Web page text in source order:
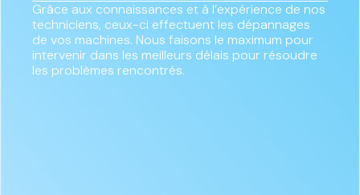
Grâce aux connaissances et à l’expérience de nos
techniciens, ceux-ci effectuent les dépannages
de vos machines. Nous faisons le maximum pour
intervenir dans les meilleurs délais pour résoudre
les problèmes rencontrés.